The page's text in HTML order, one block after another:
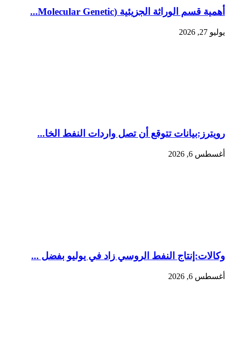
أهمية قسم الوراثة الجزيئية (Molecular Genetic...
يوليو 27, 2026
رويترز:‏بيانات تتوقع أن تصل واردات النفط الخا...
أغسطس 6, 2026
وكالات:‏إنتاج النفط الروسي زاد في يوليو بفضل ...
أغسطس 6, 2026